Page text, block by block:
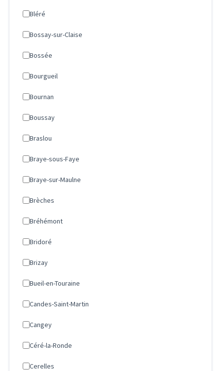
Bléré
Bossay-sur-Claise
Bossée
Bourgueil
Bournan
Boussay
Braslou
Braye-sous-Faye
Braye-sur-Maulne
Brèches
Bréhémont
Bridoré
Brizay
Bueil-en-Touraine
Candes-Saint-Martin
Cangey
Céré-la-Ronde
Cerelles